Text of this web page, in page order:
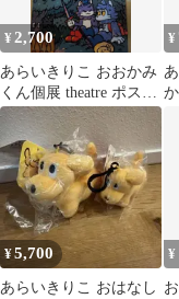
¥ 2,700
あらいきりこ おおかみ
くん個展 theatre ポスト
カードノベリティ 3枚
¥
¥5,700
あらいきりこ おはなし
¥